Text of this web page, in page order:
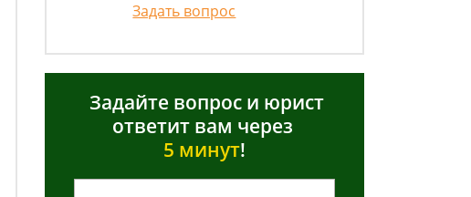
Задать вопрос
Задайте вопрос и юрист
ответит вам через
5 минут!